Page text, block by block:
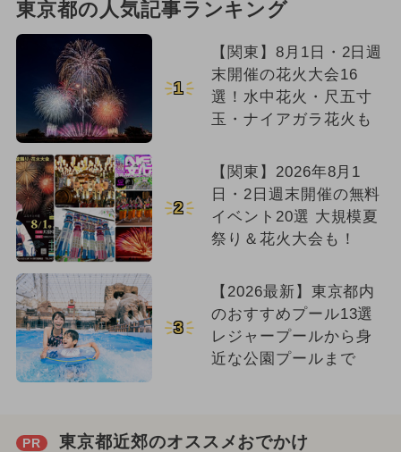
東京都の人気記事ランキング
1
【関東】8月1日・2日週
末開催の花火大会16
選！水中花火・尺五寸
玉・ナイアガラ花火も
2
【関東】2026年8月1
日・2日週末開催の無料
イベント20選 大規模夏
祭り＆花火大会も！
3
【2026最新】東京都内
のおすすめプール13選
レジャープールから身
近な公園プールまで
PR 東京都近郊のオススメおでかけ